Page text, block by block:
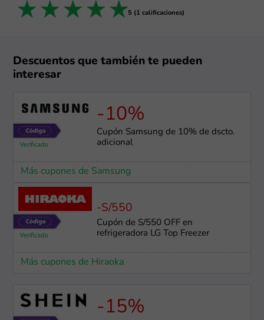
5 stars
4 stars
3 stars
2 stars
1 star 5 (1 calificaciones)
Descuentos que también te pueden
interesar
-10%
Cupón Samsung de 10% de dscto.
adicional
Más cupones de Samsung
-S/550
Cupón de S/550 OFF en
refrigeradora LG Top Freezer
Más cupones de Hiraoka
-15%